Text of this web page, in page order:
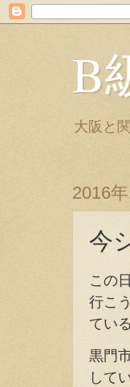
B
大阪と
2016
今
この
行こ
てい
黒門
して